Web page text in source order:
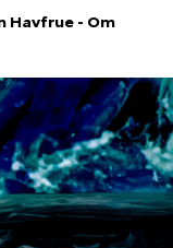
Havfrue - Om